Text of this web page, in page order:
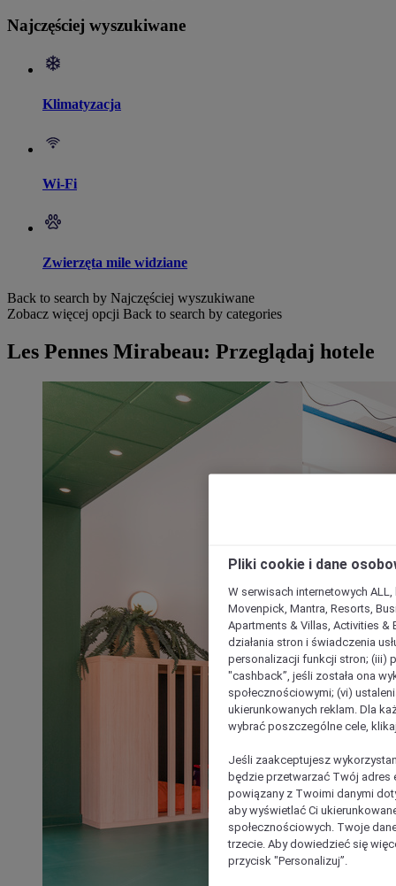
Najczęściej wyszukiwane
Klimatyzacja
Wi-Fi
Zwierzęta mile widziane
Back to search by Najczęściej wyszukiwane
Zobacz więcej opcji Back to search by categories
Les Pennes Mirabeau: Przeglądaj hotele
Pliki cookie i dane
W serwisach internetowych
Movenpick, Mantra, Resorts,
Apartments & Villas, Activities &
działania stron i świadczenia
personalizacji funkcji stron; (iii)
"cashback”, jeśli została ona
społecznościowymi; (vi)
ukierunkowanych reklam. Dla
wybrać poszczególne cele,
Jeśli zaakceptujesz
będzie przetwarzać Twój adres
powiązany z Twoimi danymi
aby wyświetlać Ci
społecznościowych. Twoje
trzecie. Aby dowiedzieć się
przycisk "Personalizuj”.